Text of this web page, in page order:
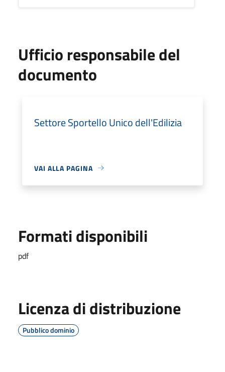
Ufficio responsabile del
documento
Settore Sportello Unico dell'Edilizia
VAI ALLA PAGINA
Formati disponibili
pdf
Licenza di distribuzione
Pubblico dominio